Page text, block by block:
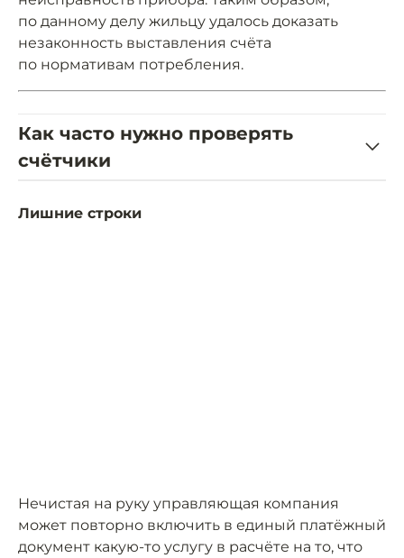
по данному делу жильцу удалось доказать
незаконность выставления счёта
по нормативам потребления.
Как часто нужно проверять
счётчики
Лишние строки
Нечистая на руку управляющая компания
может повторно включить в единый платёжный
документ какую-то услугу в расчёте на то, что